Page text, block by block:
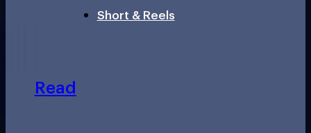
Short & Reels
Read